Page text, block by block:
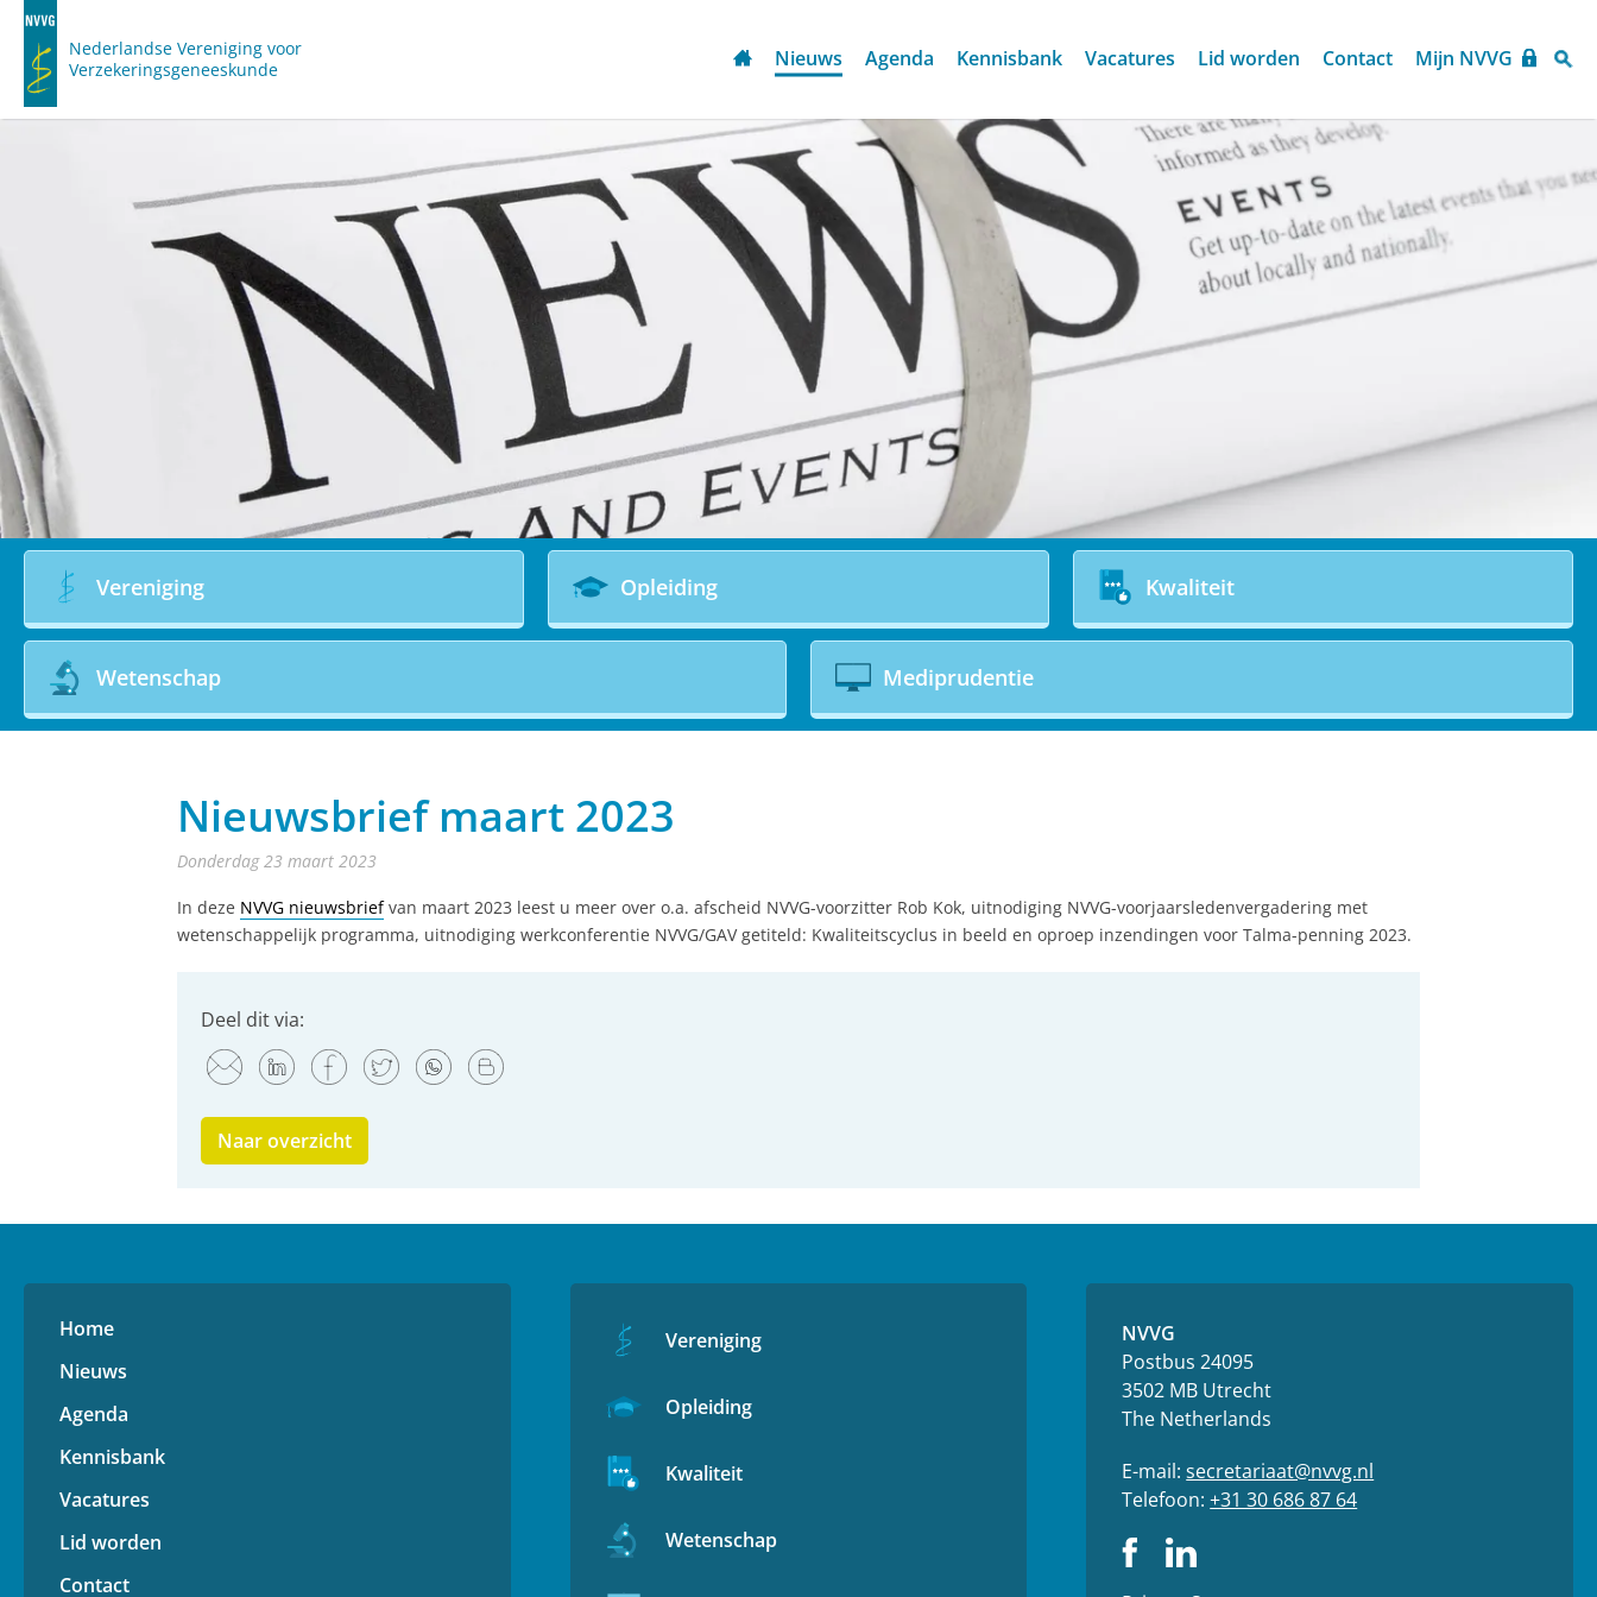
Nederlandse Vereniging voor
Verzekeringsgeneeskunde
Nieuws Agenda Kennisbank Vacatures Lid worden Contact Mijn NVVG
Vereniging Opleiding Kwaliteit
Wetenschap Mediprudentie
Nieuwsbrief maart 2023
donderdag 23 maart 2023
In deze NVVG nieuwsbriefvan maart 2023 leest u meer over o.a. afscheid NVVG-voorzitter Rob Kok, uitnodiging NVVG-voorjaarsledenvergadering met
wetenschappelijk programma, uitnodiging werkconferentie NVVG/GAV getiteld: Kwaliteitscyclus in beeld en oproep inzendingen voor Talma-penning 2023.
Deel dit via:
Naar overzicht
Home
Nieuws
Agenda
Kennisbank
Vacatures
Lid worden
Contact
Vereniging
Opleiding
Kwaliteit
Wetenschap
NVVG
Postbus 24095
3502 MB Utrecht
The Netherlands
E-mail:secretariaat@nvvg.nl
Telefoon:+31 30 686 87 64